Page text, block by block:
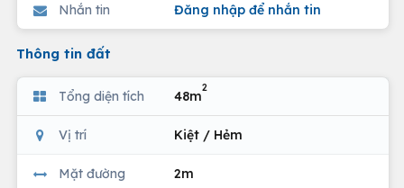
Nhắn tin Đăng nhập để nhắn tin
Thông tin đất
Tổng diện tích 48m
2
Vị trí Kiệt / Hẻm
Mặt đường 2m